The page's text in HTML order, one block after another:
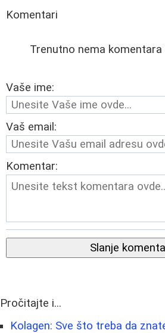
Komentari
Trenutno nema komentara
Vaše ime:
Vaš email:
Komentar:
Slanje
Pročitajte i...
Kolagen: Sve što treba da